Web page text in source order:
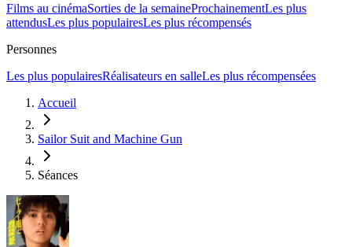
Films au cinémaSorties de la semaineProchainementLes plus
attendusLes plus populairesLes plus récompensés
Personnes
Les plus populairesRéalisateurs en salleLes plus récompensées
Accueil
Sailor Suit and Machine Gun
Séances